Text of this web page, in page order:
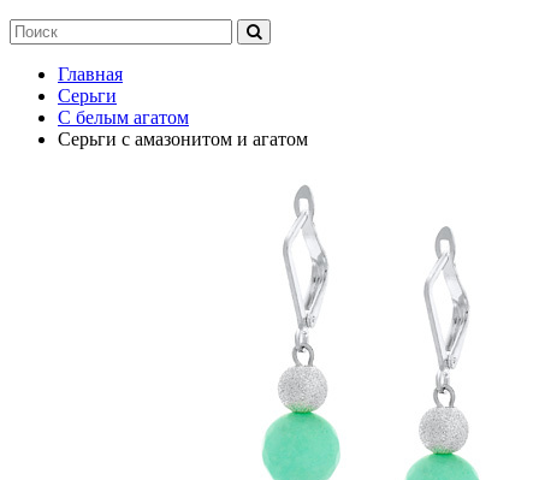
Главная
Серьги
С белым агатом
Серьги с амазонитом и агатом